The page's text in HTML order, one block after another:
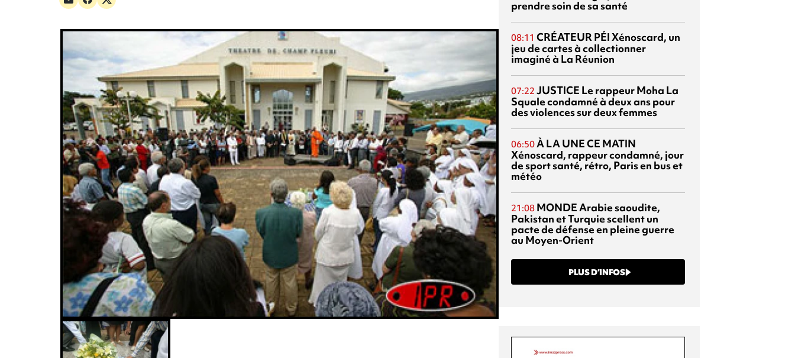
prendre soin de sa santé
08:11 CRÉATEUR PÉIXénoscard, un
jeu de cartes à collectionner
imaginé à La Réunion
07:22 JUSTICE Le rappeur Moha La
Squale condamné à deux ans pour
des violences sur deux femmes
06:50À LA UNE CE MATIN
Xénoscard, rappeur condamné, jour
de sport santé, rétro, Paris en bus et
météo
21:08 MONDEArabie saoudite,
Pakistan et Turquie scellent un
pacte de défense en pleine guerre
au Moyen-Orient
PLUS D’INFOS